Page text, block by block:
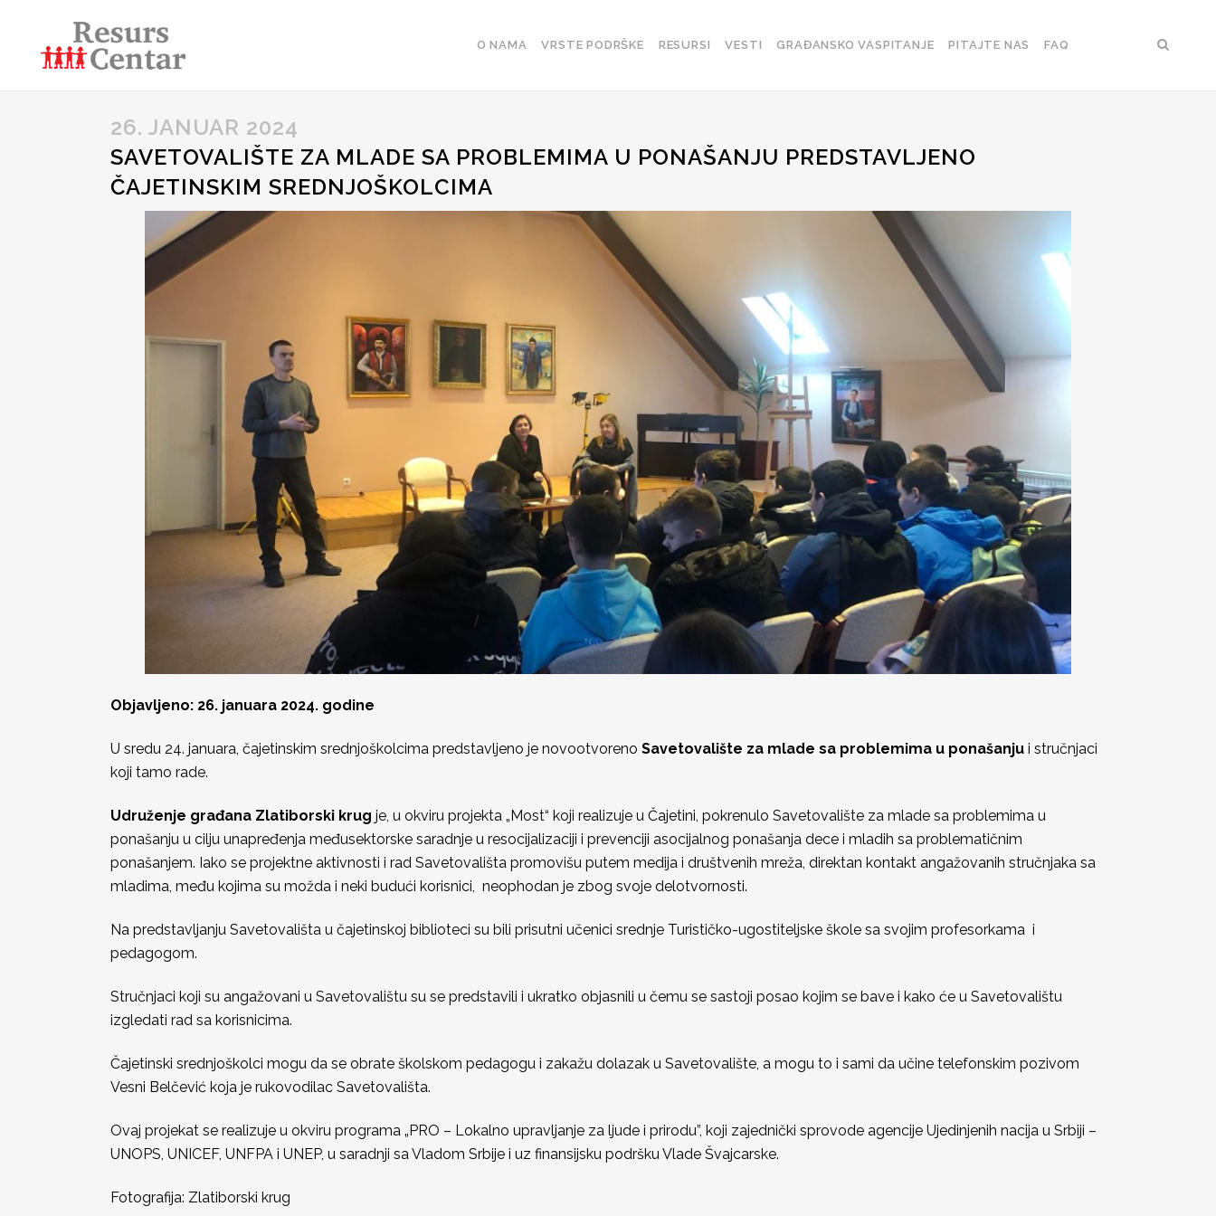
O NAMA VRSTE PODRŠKE RESURSI VESTI GRAĐANSKO VASPITANJE PITAJTE NAS FAQ
26. JANUAR 2024
SAVETOVALIŠTE ZA MLADE SA PROBLEMIMA U PONAŠANJU PREDSTAVLJENO
ČAJETINSKIM SREDNJOŠKOLCIMA
Objavljeno: 26. januara 2024. godine
U sredu 24. januara, čajetinskim srednjoškolcima predstavljeno je novootvoreno Savetovalište za mlade sa problemima u ponašanju i stručnjaci
koji tamo rade.
Udruženje građana Zlatiborski krug je, u okviru projekta „Most“ koji realizuje u Čajetini, pokrenulo Savetovalište za mlade sa problemima u
ponašanju u cilju unapređenja međusektorske saradnje u resocijalizaciji i prevenciji asocijalnog ponašanja dece i mladih sa problematičnim
ponašanjem. Iako se projektne aktivnosti i rad Savetovališta promovišu putem medija i društvenih mreža, direktan kontakt angažovanih stručnjaka sa
mladima, među kojima su možda i neki budući korisnici, neophodan je zbog svoje delotvornosti.
Na predstavljanju Savetovališta u čajetinskoj biblioteci su bili prisutni učenici srednje Turističko-ugostiteljske škole sa svojim profesorkama i
pedagogom.
Stručnjaci koji su angažovani u Savetovalištu su se predstavili i ukratko objasnili u čemu se sastoji posao kojim se bave i kako će u Savetovalištu
izgledati rad sa korisnicima.
Čajetinski srednjoškolci mogu da se obrate školskom pedagogu i zakažu dolazak u Savetovalište, a mogu to i sami da učine telefonskim pozivom
Vesni Belčević koja je rukovodilac Savetovališta.
Ovaj projekat se realizuje u okviru programa „PRO – Lokalno upravljanje za ljude i prirodu”, koji zajednički sprovode agencije Ujedinjenih nacija u Srbiji –
UNOPS, UNICEF, UNFPA i UNEP, u saradnji sa Vladom Srbije i uz finansijsku podršku Vlade Švajcarske.
Fotografija: Zlatiborski krug